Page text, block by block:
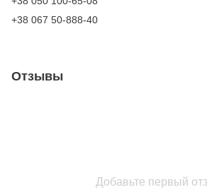
+38 067 50-888-40
Отзывы
Добавьте первый